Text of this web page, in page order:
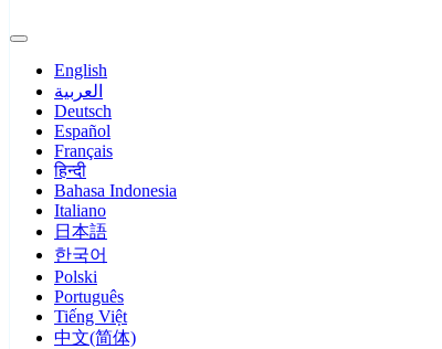
English
العربية
Deutsch
Español
Français
हिन्दी
Bahasa Indonesia
Italiano
日本語
한국어
Polski
Português
Tiếng Việt
中文(简体)